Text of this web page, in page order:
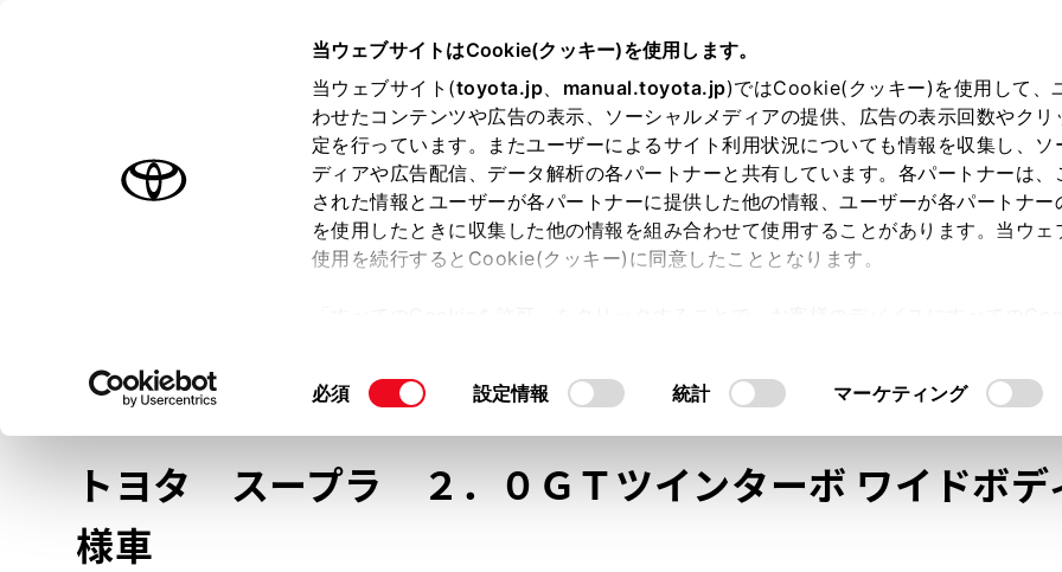
当ウェブサイトはCookie(クッキー)を使用します。
当ウェブサイト(toyota.jp、 manual.toyota.jp)ではCookie(クッキー)を使用して、
わせたコンテンツや広告の表示、ソーシャルメディアの提供、広告の表示回数やクリ
定を行っています。またユーザーによるサイト利用状況についても情報を収集し、ソ
ディアや広告配信、データ解析の各パートナーと共有しています。各パートナーは、
された情報とユーザーが各パートナーに提供した他の情報、ユーザーが各パートナー
を使用したときに収集した他の情報を組み合わせて使用することがあります。当ウェ
使用を続行するとCookie(クッキー)に同意したこととなります。
て」をご覧ください。
同
選
択
必須 設定情報 統計 マーケティング
オーナーサポート トピックス
トヨタ認定中古車
トヨタ認定中古車の魅力 3つの買い方 オンライン購入お気に入り 保存した見積り
の選択 モデル・年式・グレード
トヨタ スープラ２．０ＧＴツインターボ ワイドボ
様車